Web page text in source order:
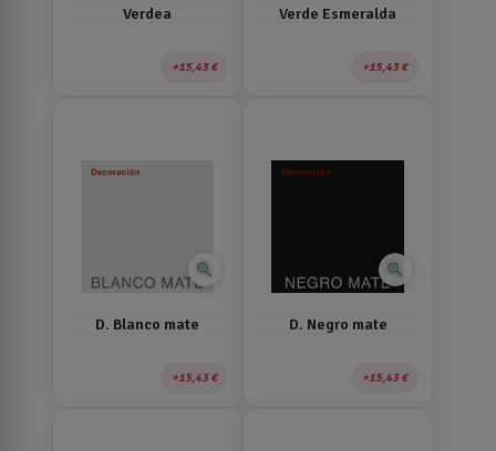
Verdea
15,43 €
Verde Esmeralda
15,43 €
zoom_in
D. Blanco mate
15,43 €
zoom_in
D. Negro mate
15,43 €